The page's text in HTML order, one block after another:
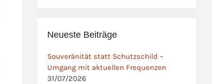
Neueste Beiträge
Souveränität statt Schutzschild –
Umgang mit aktuellen Frequenzen
31/07/2026